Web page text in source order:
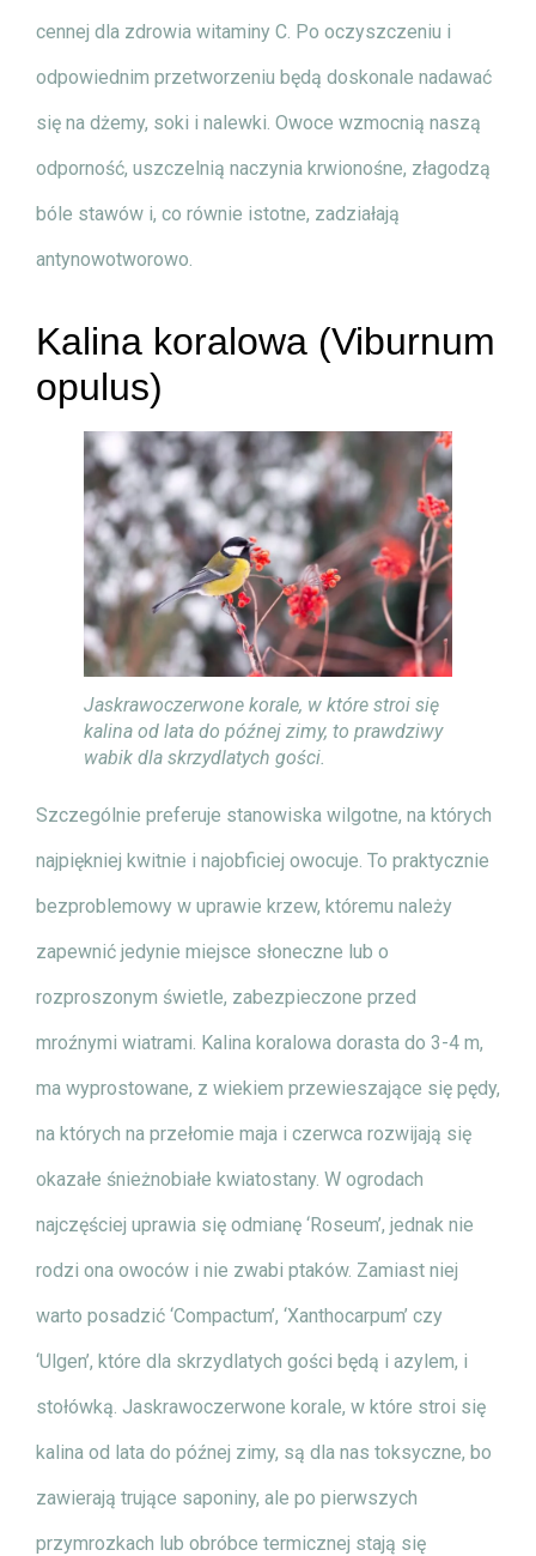
cennej dla zdrowia witaminy C. Po oczyszczeniu i
odpowiednim przetworzeniu będą doskonale nadawać
się na dżemy, soki i nalewki. Owoce wzmocnią naszą
odporność, uszczelnią naczynia krwionośne, złagodzą
bóle stawów i, co równie istotne, zadziałają
antynowotworowo.
Kalina koralowa (Viburnum
opulus)
Jaskrawoczerwone korale, w które stroi się
kalina od lata do późnej zimy, to prawdziwy
wabik dla skrzydlatych gości.
Szczególnie preferuje stanowiska wilgotne, na których
najpiękniej kwitnie i najobficiej owocuje. To praktycznie
bezproblemowy w uprawie krzew, któremu należy
zapewnić jedynie miejsce słoneczne lub o
rozproszonym świetle, zabezpieczone przed
mroźnymi wiatrami. Kalina koralowa dorasta do 3-4 m,
ma wyprostowane, z wiekiem przewieszające się pędy,
na których na przełomie maja i czerwca rozwijają się
okazałe śnieżnobiałe kwiatostany. W ogrodach
najczęściej uprawia się odmianę ‘Roseum’, jednak nie
rodzi ona owoców i nie zwabi ptaków. Zamiast niej
warto posadzić ‘Compactum’, ‘Xanthocarpum’ czy
‘Ulgen’, które dla skrzydlatych gości będą i azylem, i
stołówką. Jaskrawoczerwone korale, w które stroi się
kalina od lata do późnej zimy, są dla nas toksyczne, bo
zawierają trujące saponiny, ale po pierwszych
przymrozkach lub obróbce termicznej stają się